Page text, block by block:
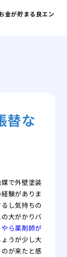
金が貯まる良エン
替な
で外壁塗装
験がありま
し気持ちの
大がかりバ
ら薬剤師が
うが少し大
が来たと感